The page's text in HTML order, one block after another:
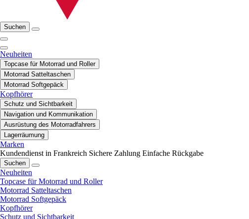
Suchen
Neuheiten
Topcase für Motorrad und Roller
Motorrad Satteltaschen
Motorrad Softgepäck
Kopfhörer
Schutz und Sichtbarkeit
Navigation und Kommunikation
Ausrüstung des Motorradfahrers
Lagerräumung
Marken
Kundendienst in Frankreich Sichere Zahlung Einfache Rückgabe
Suchen
Neuheiten
Topcase für Motorrad und Roller
Motorrad Satteltaschen
Motorrad Softgepäck
Kopfhörer
Schutz und Sichtbarkeit